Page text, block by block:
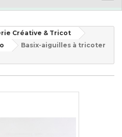
Créative & Tricot
Basix-aiguilles à tricoter